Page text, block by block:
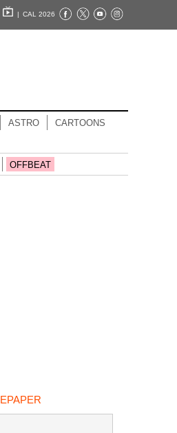
| CAL 2026
ASTRO CARTOONS
OFFBEAT
EPAPER